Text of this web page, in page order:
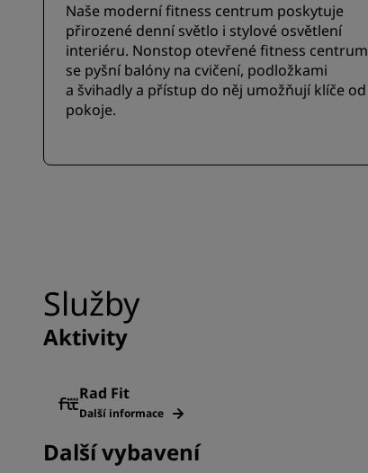
Naše moderní fitness centrum poskytuje
přirozené denní světlo i stylové osvětlení
interiéru. Nonstop otevřené fitness centrum
se pyšní balóny na cvičení, podložkami
a švihadly a přístup do něj umožňují klíče od
pokoje.
Služby
Aktivity
Rad Fit
Další informace
Další vybavení